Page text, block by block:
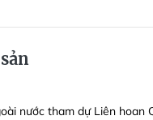
nước tham dự Liên hoan